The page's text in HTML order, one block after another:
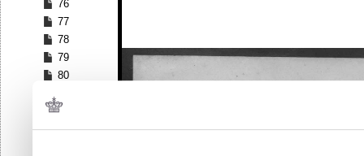
76
77
78
79
80
82
83